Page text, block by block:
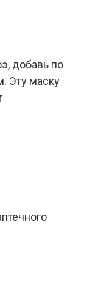
добавь по
Эту маску